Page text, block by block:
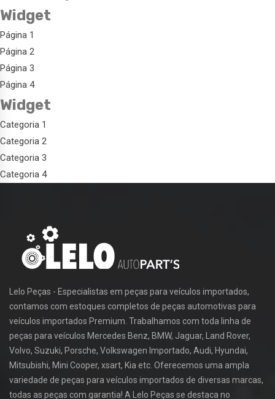
Widget
Página 1
Página 2
Página 3
Página 4
Widget
Categoria 1
Categoria 2
Categoria 3
Categoria 4
Lelo Peças - Especialistas em peças para veículos importados,
contamos com estoques completos de peças automotivas para
veículos importados Premium. Trabalhamos com toda linha de
peças para veículos Mercedes Benz, BMW, Jaguar, Land Rover,
Volvo, Suzuki, Porsche, Volkswagen Importado, Audi, Hyundai,
Mitsubishi, Mini Cooper, xsart, Kia etc. Oferecemos uma ampla
variedade de peças para veículos importados de diversas marcas,
todas as peças com garantia! A Lelo Peças se destaca no